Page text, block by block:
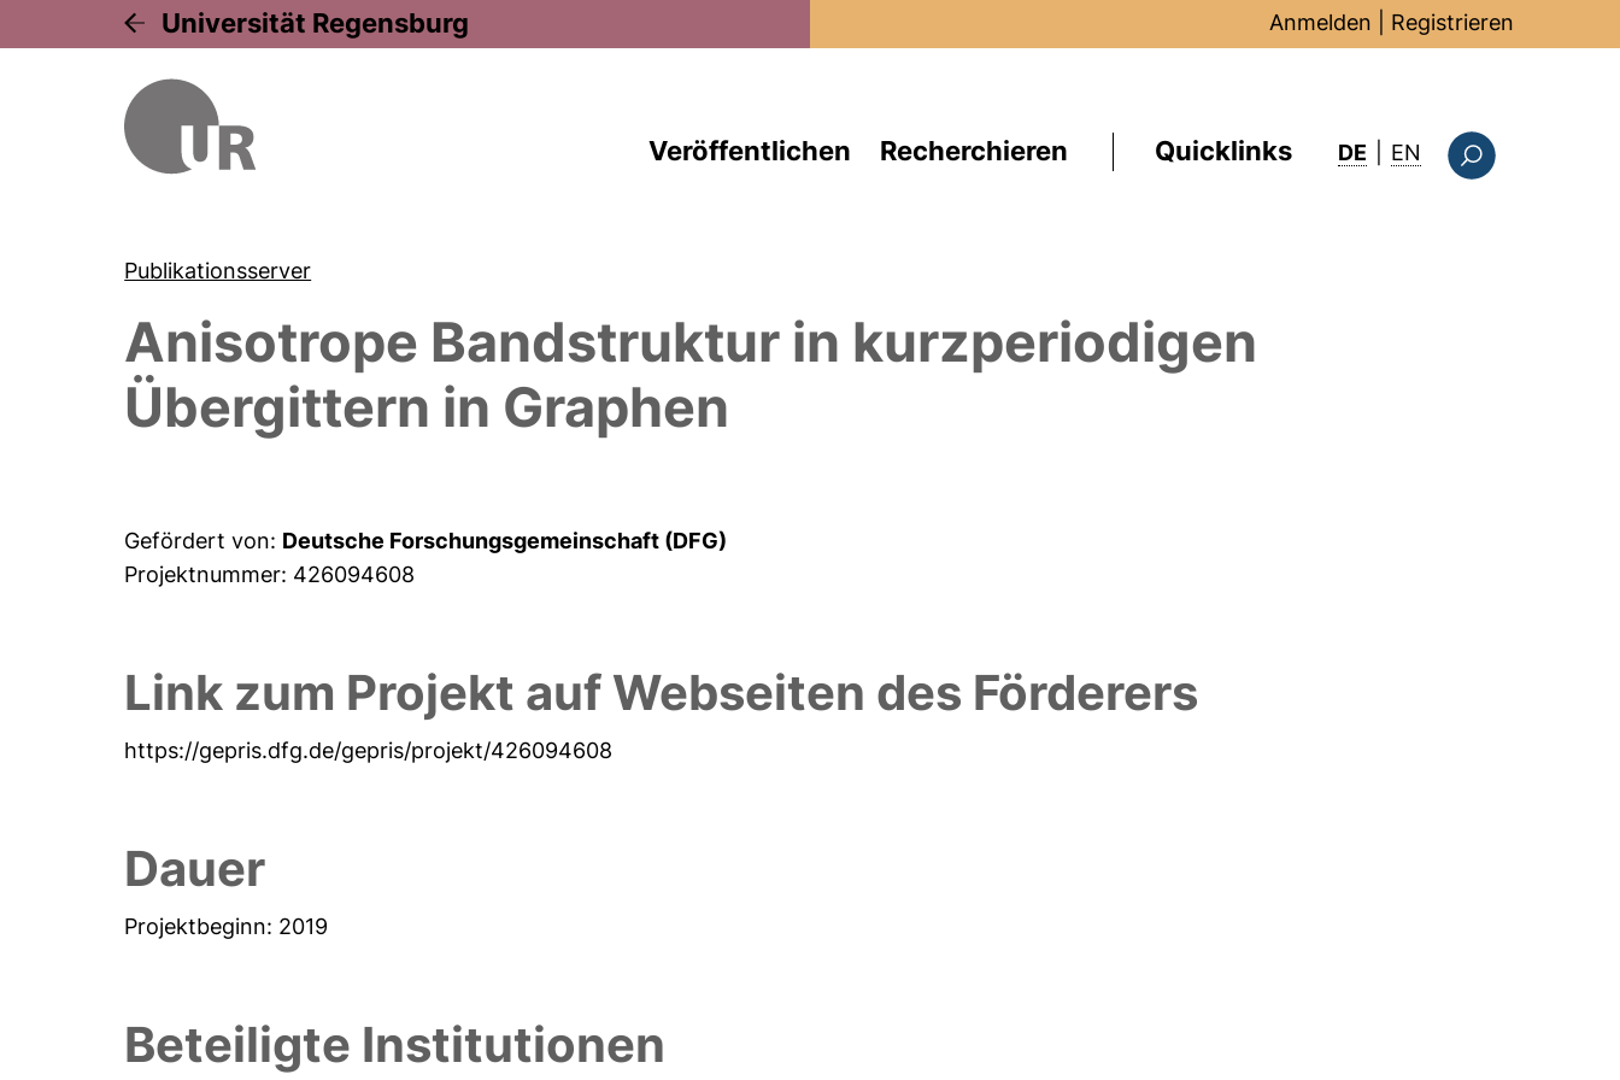
Universität Regensburg Anmelden Registrieren
Veröffentlichen Recherchieren Quicklinks DE EN : this page in
Publikationsserver
Anisotrope Bandstruktur in kurzperiodigen
Übergittern in Graphen
Gefördert von: Deutsche Forschungsgemeinschaft (DFG)
Projektnummer: 426094608
Link zum Projekt auf Webseiten des Förderers
https://gepris.dfg.de/gepris/projekt/426094608
Dauer
Projektbeginn: 2019
Beteiligte Institutionen